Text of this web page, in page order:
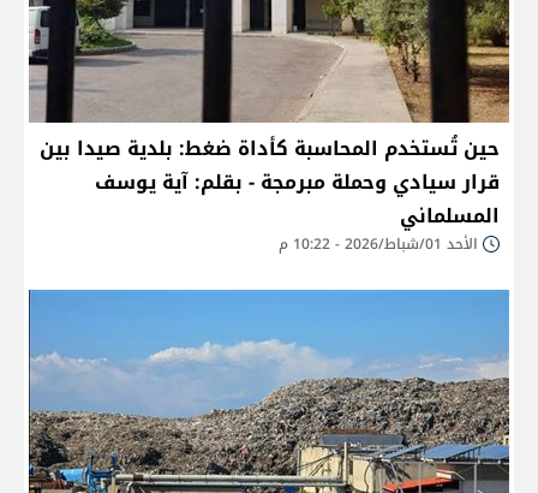
حين تُستخدم المحاسبة كأداة ضغط: بلدية صيدا بين
قرار سيادي وحملة مبرمجة - بقلم: آية يوسف
المسلماني
الأحد 01/شباط/2026 - 10:22 م